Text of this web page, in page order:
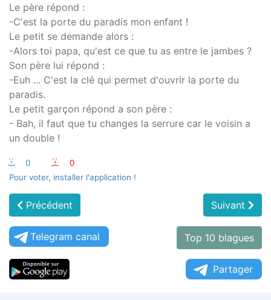
Le père répond :
-C'est la porte du paradis mon enfant !
Le petit se demande alors :
-Alors toi papa, qu'est ce que tu as entre le jambes ?
Son père lui répond :
-Euh ... C'est la clé qui permet d'ouvrir la porte du
paradis.
Le petit garçon répond a son père :
- Bah, il faut que tu changes la serrure car le voisin a
un double !
:-) 0 :-(
0
Pour voter, installer l'application !
Précédent Suivant
Telegram canal Top 10 blagues
Partager